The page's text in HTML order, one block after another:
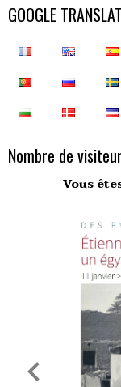
GOOGLE
Nombre de
Vous